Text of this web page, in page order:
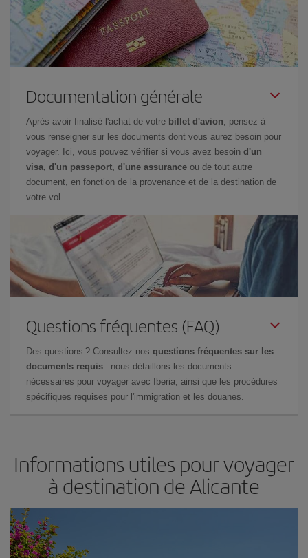
Documentation générale
Après avoir finalisé l'achat de votre billet d'avion, pensez à
vous renseigner sur les documents dont vous aurez besoin pour
voyager. Ici, vous pouvez vérifier si vous avez besoin d'un
visa, d'un passeport, d'une assurance ou de tout autre
document, en fonction de la provenance et de la destination de
votre vol.
Questions fréquentes (FAQ)
Des questions ? Consultez nos questions fréquentes sur les
documents requis : nous détaillons les documents
nécessaires pour voyager avec Iberia, ainsi que les procédures
spécifiques requises pour l'immigration et les douanes.
Informations utiles pour voyager
à destination de Alicante